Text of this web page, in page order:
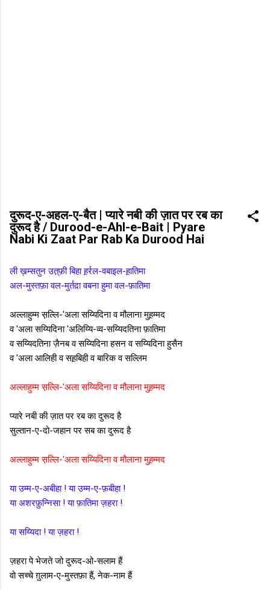
दुरूद-ए-अहल-ए-बैत | प्यारे नबी की ज़ात पर रब का
दुरूद है / Durood-e-Ahl-e-Bait | Pyare
Nabi Ki Zaat Par Rab Ka Durood Hai
ली ख़म्सतुन उत़्फ़ी बिहा ह़र्रल-वबाइल-ह़ातिमा
अल-मुस्तफ़ा वल-मुर्तद़ा वबना हुमा वल-फ़ातिमा
अल्लाहुम्म स़ल्लि-'अला सय्यिदिना व मौलाना मुह़म्मद
व 'अला सय्यिदिना 'अलिय्यि-व्व-सय्यिदतिना फ़ातिमा
व सय्यिदतिना ज़ैनब व सय्यिदिना हसन व सय्यिदिना हुसैन
व 'अला आलिही व सह़बिही व बारिक व सल्लिम
अल्लाहुम्म स़ल्लि-'अला सय्यिदिना व मौलाना मुह़म्मद
प्यारे नबी की ज़ात पर रब का दुरूद है
सुल्तान-ए-दो-जहान पर सब का दुरूद है
अल्लाहुम्म स़ल्लि-'अला सय्यिदिना व मौलाना मुह़म्मद
या उम्म-ए-अबीहा ! या उम्म-ए-फ़बीहा !
या अशरफ़ुन्निसा ! या फ़ातिमा ज़हरा !
या सय्यिदा ! या ज़हरा !
ज़हरा पे भेजते जो दुरूद-ओ-सलाम हैं
वो सच्चे ग़ुलाम-ए-मुस्तफ़ा हैं, नेक-नाम हैं